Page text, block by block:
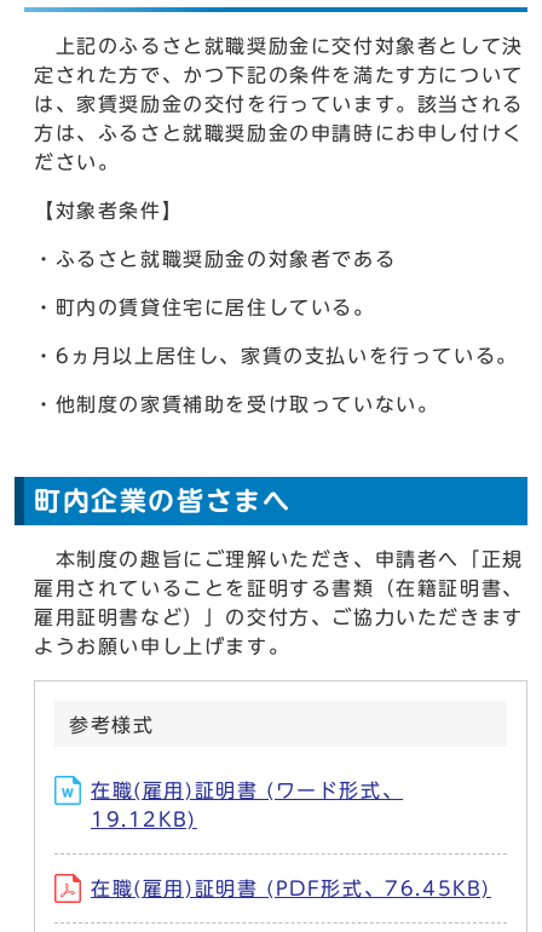
上記のふるさと就職奨励金に交付対象者として決
定された方で、かつ下記の条件を満たす方について
は、家賃奨励金の交付を行っています。該当される
方は、ふるさと就職奨励金の申請時にお申し付けく
ださい。
【対象者条件】
・ふるさと就職奨励金の対象者である
・町内の賃貸住宅に居住している。
・6ヵ月以上居住し、家賃の支払いを行っている。
・他制度の家賃補助を受け取っていない。
町内企業の皆さまへ
本制度の趣旨にご理解いただき、申請者へ「正規
雇用されていることを証明する書類（在籍証明書、
雇用証明書など）」の交付方、ご協力いただきます
ようお願い申し上げます。
参考様式
在職(雇用)証明書 (ワード形式、
19.12KB)
在職(雇用)証明書 (PDF形式、76.45KB)